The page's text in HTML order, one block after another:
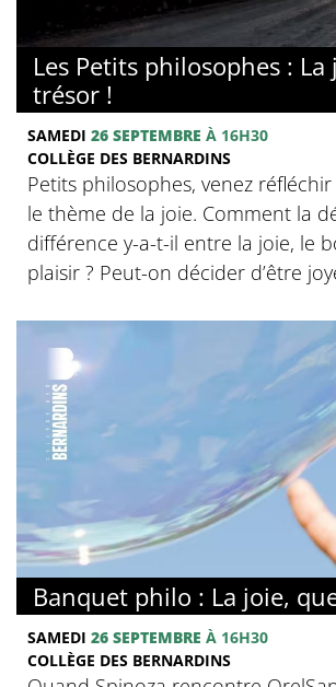
Les Petits philosophes : La
trésor !
SAMEDI 26 SEPTEMBRE À 16H30
COLLÈGE DES BERNARDINS
Petits philosophes, venez
le thème de la joie. Comment la
différence y-a-t-il entre la joie, le
plaisir ? Peut-on décider d’être
Banquet philo : La joie,
SAMEDI 26 SEPTEMBRE À 16H30
COLLÈGE DES BERNARDINS